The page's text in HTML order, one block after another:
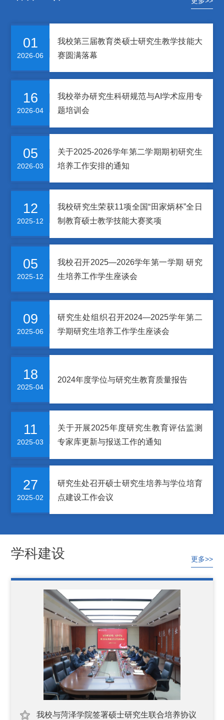
01
2026-06
我校第三届教育类硕士研究生教学技能大
赛圆满落幕
16
2026-04
我校举办研究生科研规范与AI学术应用专
题培训会
05
2026-03
关于2025-2026学年第二学期期初研究生
培养工作安排的通知
12
2025-12
我校研究生荣获11项全国“田家炳杯”全日
制教育硕士教学技能大赛奖项
05
2025-12
我校召开2025—2026学年第一学期 研究
生培养工作学生座谈会
09
2025-06
研究生处组织召开2024—2025学年第二
学期研究生培养工作学生座谈会
18
2025-04
2024年度学位与研究生教育质量报告
11
2025-03
关于开展2025年度研究生教育评估监测
专家库更新与报送工作的通知
27
2025-02
研究生处召开硕士研究生培养与学位培育
点建设工作会议
学科建设 更多>>
生联合培养协议
研究生处赴绍兴文理学院考察交流